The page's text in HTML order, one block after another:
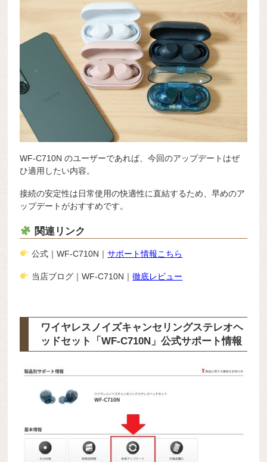
WF-C710N のユーザーであれば、今回のアップデートはぜ
ひ適用したい内容。
接続の安定性は日常使用の快適性に直結するため、早めのア
ップデートがおすすめです。
関連リンク
公式｜WF-C710N｜サポート情報こちら
当店ブログ｜WF-C710N｜徹底レビュー
ワイヤレスノイズキャンセリングステレオヘ
ッドセット「WF-C710N」公式サポート情報